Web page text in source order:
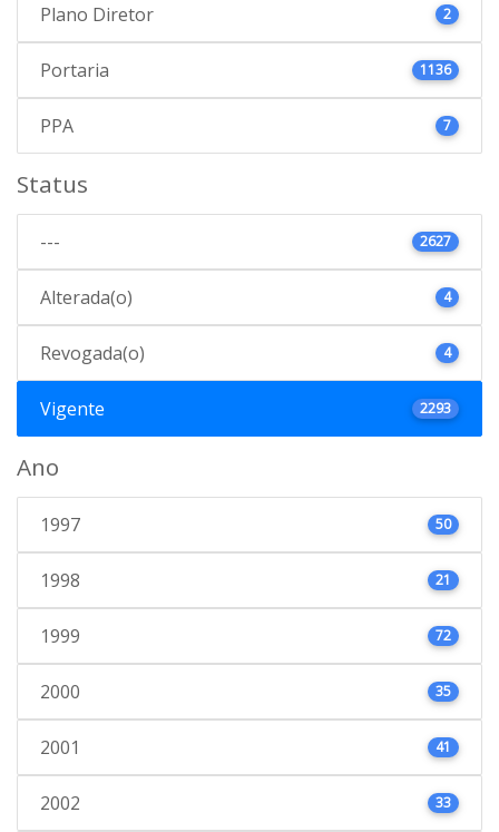
Plano Diretor 2
Portaria 1136
PPA 7
Status
--- 2627
Alterada(o) 4
Revogada(o) 4
Vigente 2293
Ano
1997 50
1998 21
1999 72
2000 35
2001 41
2002 33